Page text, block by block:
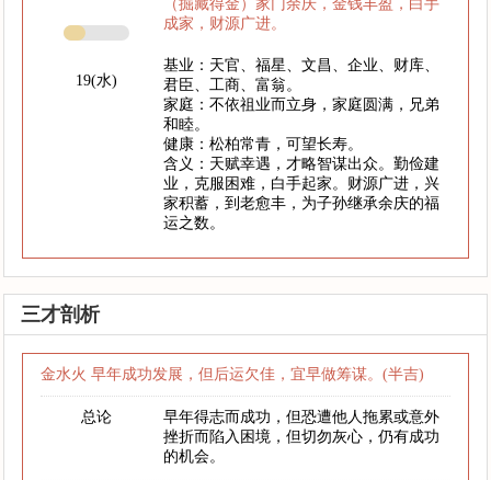
19(水)
（掘藏得金）家门余庆，金钱丰盈，白手
成家，财源广进。
基业：天官、福星、文昌、企业、财库、
君臣、工商、富翁。
家庭：不依祖业而立身，家庭圆满，兄弟
和睦。
健康：松柏常青，可望长寿。
含义：天赋幸遇，才略智谋出众。勤俭建
业，克服困难，白手起家。财源广进，兴
家积蓄，到老愈丰，为子孙继承余庆的福
运之数。
三才剖析
金水火 早年成功发展，但后运欠佳，宜早做筹谋。(半吉)
总论
早年得志而成功，但恐遭他人拖累或意外
挫折而陷入困境，但切勿灰心，仍有成功
的机会。